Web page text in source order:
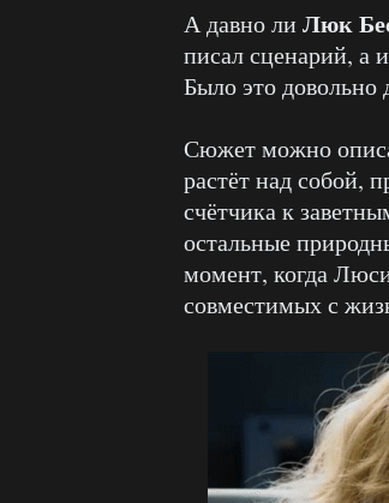
А давно ли Люк
писал сценарий, а
Было это
Сюжет можно
растёт над собой,
счётчика к
остальные
момент, когда
совместимых с